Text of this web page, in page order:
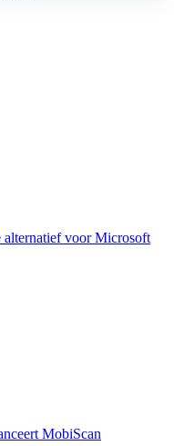
voor Microsoft
MobiScan